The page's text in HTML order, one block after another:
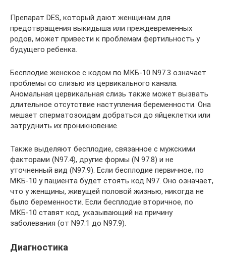
Препарат DES, который дают женщинам для
предотвращения выкидыша или преждевременных
родов, может привести к проблемам фертильность у
будущего ребенка.
Бесплодие женское с кодом по МКБ-10 N97.3 означает
проблемы со слизью из цервикального канала.
Аномальная цервикальная слизь также может вызвать
длительное отсутствие наступления беременности. Она
мешает сперматозоидам добраться до яйцеклетки или
затруднить их проникновение.
Также выделяют бесплодие, связанное с мужскими
факторами (N97.4), другие формы (N 97.8) и не
уточненный вид (N97.9). Если бесплодие первичное, по
МКБ-10 у пациента будет стоять код N97. Оно означает,
что у женщины, живущей половой жизнью, никогда не
было беременности. Если бесплодие вторичное, по
МКБ-10 ставят код, указывающий на причину
заболевания (от N97.1 до N97.9).
Диагностика